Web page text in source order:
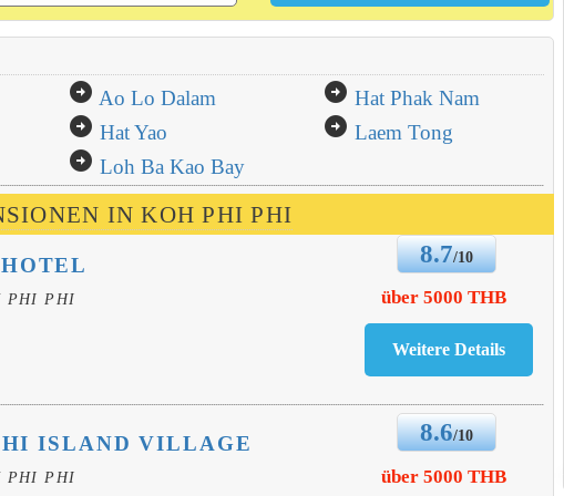
arrow_circle_right Ao Lo Dalam arrow_circle_right Hat Phak Nam
arrow_circle_right Hat Yao arrow_circle_right Laem Tong
arrow_circle_right Loh Ba Kao Bay
IN KOH PHI PHI
PHI PHI
8.7/10
über 5000 THB
ISLAND VILLAGE
PHI PHI
8.6/10
über 5000 THB